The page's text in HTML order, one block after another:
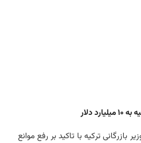
دلار
ترکیه با تاکید بر رفع موانع